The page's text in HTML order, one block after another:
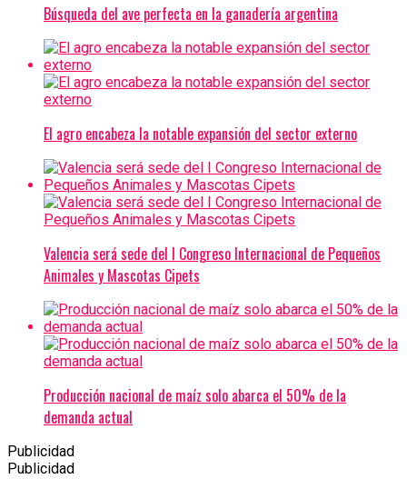
Búsqueda del ave perfecta en la ganadería argentina
El agro encabeza la notable expansión del sector externo
Valencia será sede del I Congreso Internacional de Pequeños
Animales y Mascotas Cipets
Producción nacional de maíz solo abarca el 50% de la
demanda actual
Publicidad
Publicidad